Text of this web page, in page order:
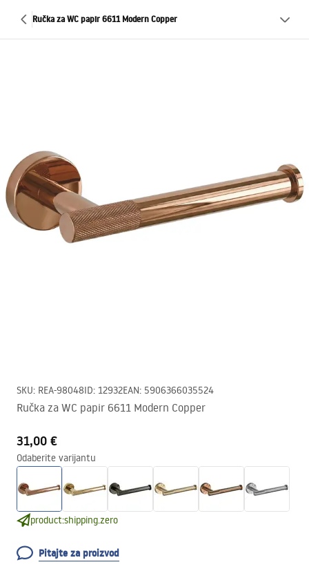
Ručka za WC papir 6611 Modern Copper
SKU: REA-98048ID: 12932EAN: 5906366035524
Ručka za WC papir 6611 Modern Copper
31,00 €
Odaberite varijantu
product:shipping.zero
Pitajte za proizvod